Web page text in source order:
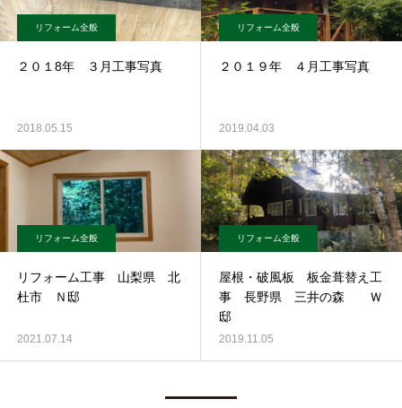
リフォーム全般
２０１8年 ３月工事写真
2018.05.15
リフォーム全般
２０１９年 ４月工事写真
2019.04.03
リフォーム全般
リフォーム工事 山梨県 北
杜市 Ｎ邸
2021.07.14
リフォーム全般
屋根・破風板 板金葺替え工
事 長野県 三井の森 Ｗ
邸
2019.11.05